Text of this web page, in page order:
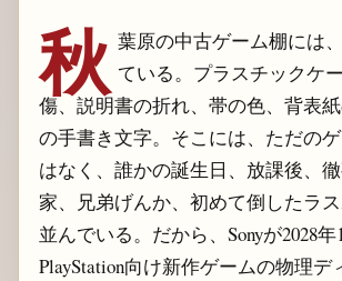
秋 葉原の中古ゲーム棚には
ている。プラスチックケ
傷、説明書の折れ、帯の色、背表
の手書き文字。そこには、ただの
はなく、誰かの誕生日、放課後、
家、兄弟げんか、初めて倒したラ
並んでいる。だから、Sonyが2028年
PlayStation向け新作ゲームの物理デ